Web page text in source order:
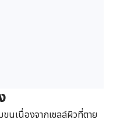
นเนื่องจากเซลล์ผิวที่ตาย